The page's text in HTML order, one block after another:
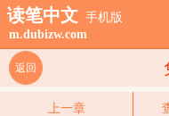
读笔中文 手机版
m.dubizw.com
返回
上一章